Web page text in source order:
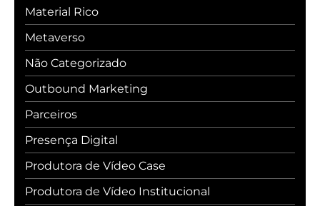
Material Rico
Metaverso
Não Categorizado
Outbound Marketing
Parceiros
Presença Digital
Produtora de Vídeo Case
Produtora de Vídeo Institucional